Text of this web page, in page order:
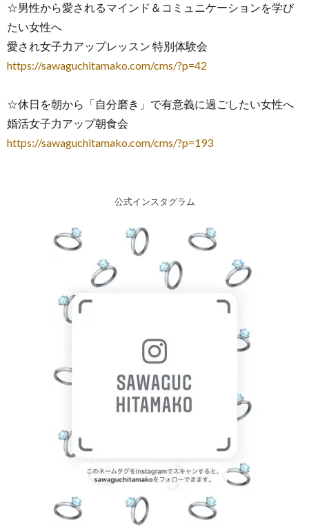
☆男性から愛されるマインド＆コミュニケーションを学び
たい女性へ
愛され女子力アップレッスン 特別体験会
https://sawaguchitamako.com/cms/?p=42
☆休日を朝から「自分磨き」で有意義に過ごしたい女性へ
婚活女子力アップ朝食会
https://sawaguchitamako.com/cms/?p=193
公式インスタグラム